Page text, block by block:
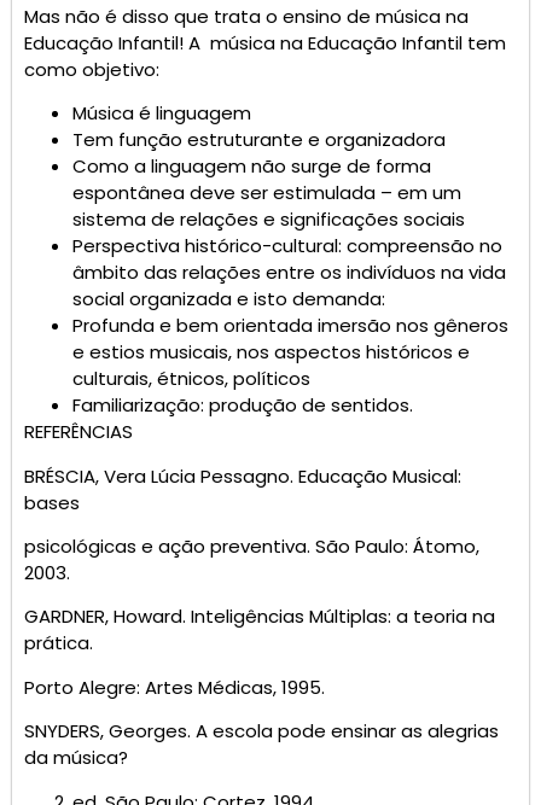
Mas não é disso que trata o ensino de música na
Educação Infantil! A música na Educação Infantil tem
como objetivo:
Música é linguagem
Tem função estruturante e organizadora
Como a linguagem não surge de forma
espontânea deve ser estimulada – em um
sistema de relações e significações sociais
Perspectiva histórico-cultural: compreensão no
âmbito das relações entre os indivíduos na vida
social organizada e isto demanda:
Profunda e bem orientada imersão nos gêneros
e estios musicais, nos aspectos históricos e
culturais, étnicos, políticos
Familiarização: produção de sentidos.
REFERÊNCIAS
BRÉSCIA, Vera Lúcia Pessagno. Educação Musical:
bases
psicológicas e ação preventiva. São Paulo: Átomo,
2003.
GARDNER, Howard. Inteligências Múltiplas: a teoria na
prática.
Porto Alegre: Artes Médicas, 1995.
SNYDERS, Georges. A escola pode ensinar as alegrias
da música?